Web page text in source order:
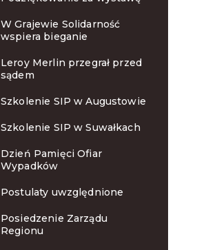
W Grajewie Solidarność
wspiera bieganie
Leroy Merlin przegrał przed
sądem
Szkolenie SIP w Augustowie
Szkolenie SIP w Suwałkach
Dzień Pamięci Ofiar
Wypadków
Postulaty uwzględnione
Posiedzenie Zarządu
Regionu